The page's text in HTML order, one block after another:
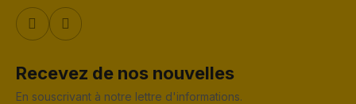
Recevez de nos nouvelles
En souscrivant à notre lettre d'informations.